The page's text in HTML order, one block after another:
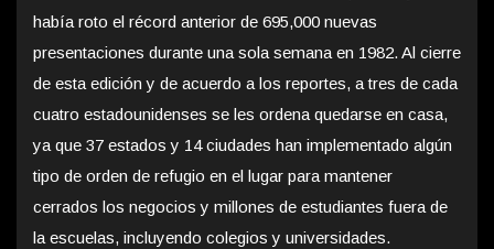
había roto el récord anterior de 695,000 nuevas
presentaciones durante una sola semana en 1982. Al cierre
de esta edición y de acuerdo a los reportes, a tres de cada
cuatro estadounidenses se les ordena quedarse en casa,
ya que 37 estados y 14 ciudades han implementado algún
tipo de orden de refugio en el lugar para mantener
cerrados los negocios y millones de estudiantes fuera de
la escuelas, incluyendo colegios y universidades.